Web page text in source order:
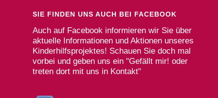
SIE FINDEN UNS AUCH BEI FACEBOOK
Auch auf Facebook informieren wir Sie über
aktuelle Informationen und Aktionen unseres
Kinderhilfsprojektes! Schauen Sie doch mal
vorbei und geben uns ein "Gefällt mir! oder
treten dort mit uns in Kontakt"